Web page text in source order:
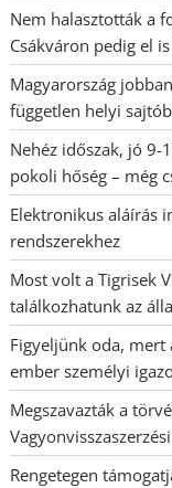
Nem halasztották a
Csákváron pedig el
Magyarország
független helyi
Nehéz időszak, jó
pokoli hőség – még
Elektronikus aláírás
rendszerekhez
Most volt a Tigrisek
találkozhatunk az
Figyeljünk oda,
ember személyi
Megszavazták a
Rengetegen